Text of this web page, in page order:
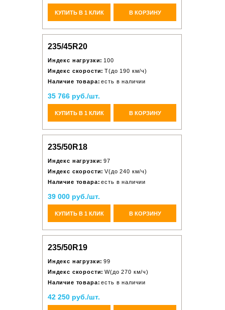
КУПИТЬ В 1 КЛИК В КОРЗИНУ
235/45R20
Индекс нагрузки: 100
Индекс скорости: T(до 190 км/ч)
Наличие товара: есть в наличии
35 766 руб./шт.
КУПИТЬ В 1 КЛИК В КОРЗИНУ
235/50R18
Индекс нагрузки: 97
Индекс скорости: V(до 240 км/ч)
Наличие товара: есть в наличии
39 000 руб./шт.
КУПИТЬ В 1 КЛИК В КОРЗИНУ
235/50R19
Индекс нагрузки: 99
Индекс скорости: W(до 270 км/ч)
Наличие товара: есть в наличии
42 250 руб./шт.